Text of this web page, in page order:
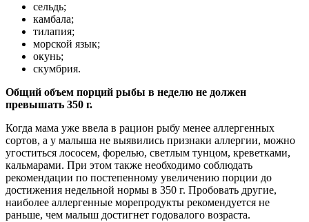
сельдь;
камбала;
тилапия;
морской язык;
окунь;
скумбрия.
Общий объем порций рыбы в неделю не должен
превышать 350 г.
Когда мама уже ввела в рацион рыбу менее аллергенных
сортов, а у малыша не выявились признаки аллергии, можно
угоститься лососем, форелью, светлым тунцом, креветками,
кальмарами. При этом также необходимо соблюдать
рекомендации по постепенному увеличению порции до
достижения недельной нормы в 350 г. Пробовать другие,
наиболее аллергенные морепродукты рекомендуется не
раньше, чем малыш достигнет годовалого возраста.